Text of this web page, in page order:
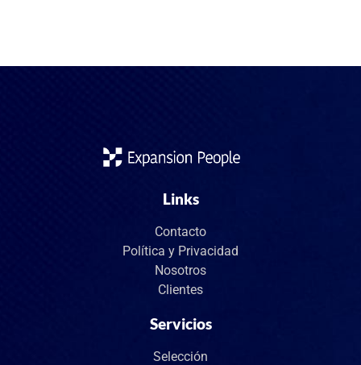
Links
Contacto
Política y Privacidad
Nosotros
Clientes
Servicios
Selección